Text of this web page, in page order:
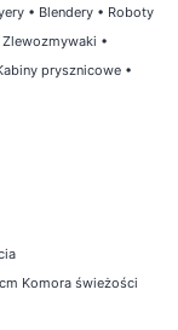
• Blendery • Roboty
Zlewozmywaki •
prysznicowe •
Komora świeżości